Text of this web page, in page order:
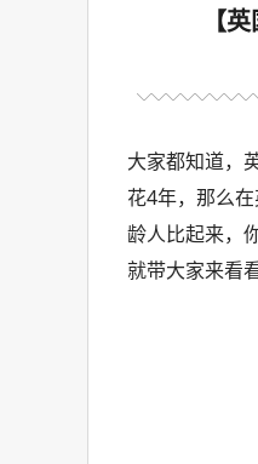
【
大家都知道，
花4年，那么
龄人比起来，
就带大家来看